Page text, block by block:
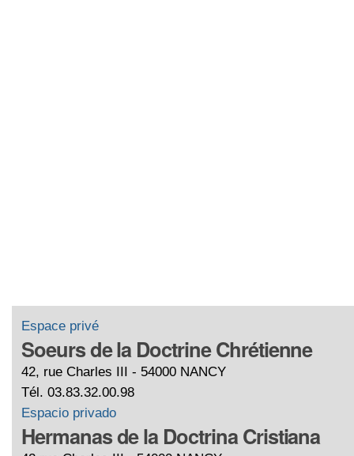
Espace privé
Soeurs de la Doctrine Chrétienne
42, rue Charles III - 54000 NANCY
Tél. 03.83.32.00.98
Espacio privado
Hermanas de la Doctrina Cristiana